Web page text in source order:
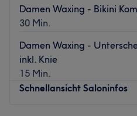
breitgefächertes Wissen.
Produkte und die neuesten
Deutsch und Englisch auch
Was uns an dem Salon gefällt:
Atmosphäre: Hell, einladend,
Damen Waxing - Bikini
30 Min.
Damen Waxing -
inkl. Knie
15 Min.
Schnellansicht Saloninfos